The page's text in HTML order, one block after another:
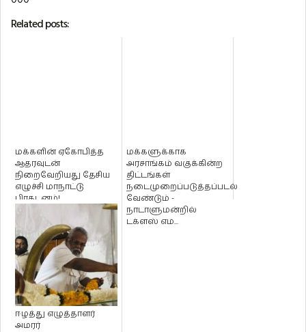
Related posts:
மக்களின் ஏகோபித்த
ஆதரவுடன்
நிறைவேறியது தேசிய
எழுச்சி மாநாட்டு
பிரகடனம்!
மக்களுக்காக
அரசாங்கம் வகுக்கின்ற
திட்டங்கள்
நடைமுறைப்படுத்தப்படல்
வேண்டும் -
நாடாளுமன்றில்
டக்ளஸ் எம...
ஈழத்து எழுத்தாளர்
அமரர்